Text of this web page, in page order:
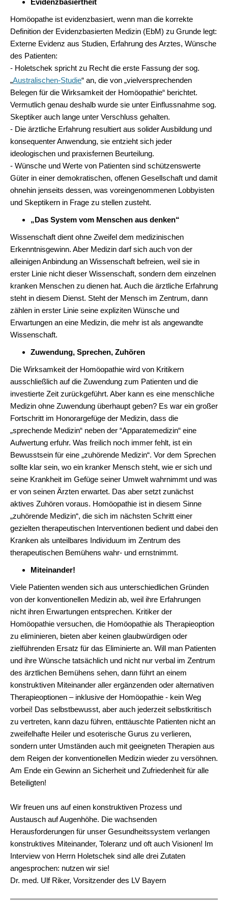
Evidenzbasiertheit
Homöopathe ist evidenzbasiert, wenn man die korrekte
Definition der Evidenzbasierten Medizin (EbM) zu Grunde legt:
Externe Evidenz aus Studien, Erfahrung des Arztes, Wünsche
des Patienten:
- Holetschek spricht zu Recht die erste Fassung der sog.
„Australischen-Studie“ an, die von „vielversprechenden
Belegen für die Wirksamkeit der Homöopathie“ berichtet.
Vermutlich genau deshalb wurde sie unter Einflussnahme sog.
Skeptiker auch lange unter Verschluss gehalten.
- Die ärztliche Erfahrung resultiert aus solider Ausbildung und
konsequenter Anwendung, sie entzieht sich jeder
ideologischen und praxisfernen Beurteilung.
- Wünsche und Werte von Patienten sind schützenswerte
Güter in einer demokratischen, offenen Gesellschaft und damit
ohnehin jenseits dessen, was voreingenommenen Lobbyisten
und Skeptikern in Frage zu stellen zusteht.
„Das System vom Menschen aus denken“
Wissenschaft dient ohne Zweifel dem medizinischen
Erkenntnisgewinn. Aber Medizin darf sich auch von der
alleinigen Anbindung an Wissenschaft befreien, weil sie in
erster Linie nicht dieser Wissenschaft, sondern dem einzelnen
kranken Menschen zu dienen hat. Auch die ärztliche Erfahrung
steht in diesem Dienst. Steht der Mensch im Zentrum, dann
zählen in erster Linie seine expliziten Wünsche und
Erwartungen an eine Medizin, die mehr ist als angewandte
Wissenschaft.
Zuwendung, Sprechen, Zuhören
Die Wirksamkeit der Homöopathie wird von Kritikern
ausschließlich auf die Zuwendung zum Patienten und die
investierte Zeit zurückgeführt. Aber kann es eine menschliche
Medizin ohne Zuwendung überhaupt geben? Es war ein großer
Fortschritt im Honorargefüge der Medizin, dass die
„sprechende Medizin“ neben der “Apparatemedizin“ eine
Aufwertung erfuhr. Was freilich noch immer fehlt, ist ein
Bewusstsein für eine „zuhörende Medizin“. Vor dem Sprechen
sollte klar sein, wo ein kranker Mensch steht, wie er sich und
seine Krankheit im Gefüge seiner Umwelt wahrnimmt und was
er von seinen Ärzten erwartet. Das aber setzt zunächst
aktives Zuhören voraus. Homöopathie ist in diesem Sinne
„zuhörende Medizin“, die sich im nächsten Schritt einer
gezielten therapeutischen Interventionen bedient und dabei den
Kranken als unteilbares Individuum im Zentrum des
therapeutischen Bemühens wahr- und ernstnimmt.
Miteinander!
Viele Patienten wenden sich aus unterschiedlichen Gründen
von der konventionellen Medizin ab, weil ihre Erfahrungen
nicht ihren Erwartungen entsprechen. Kritiker der
Homöopathie versuchen, die Homöopathie als Therapieoption
zu eliminieren, bieten aber keinen glaubwürdigen oder
zielführenden Ersatz für das Eliminierte an. Will man Patienten
und ihre Wünsche tatsächlich und nicht nur verbal im Zentrum
des ärztlichen Bemühens sehen, dann führt an einem
konstruktiven Miteinander aller ergänzenden oder alternativen
Therapieoptionen – inklusive der Homöopathie - kein Weg
vorbei! Das selbstbewusst, aber auch jederzeit selbstkritisch
zu vertreten, kann dazu führen, enttäuschte Patienten nicht an
zweifelhafte Heiler und esoterische Gurus zu verlieren,
sondern unter Umständen auch mit geeigneten Therapien aus
dem Reigen der konventionellen Medizin wieder zu versöhnen.
Am Ende ein Gewinn an Sicherheit und Zufriedenheit für alle
Beteiligten!
Wir freuen uns auf einen konstruktiven Prozess und
Austausch auf Augenhöhe. Die wachsenden
Herausforderungen für unser Gesundheitssystem verlangen
konstruktives Miteinander, Toleranz und oft auch Visionen! Im
Interview von Herrn Holetschek sind alle drei Zutaten
angesprochen: nutzen wir sie!
Dr. med. Ulf Riker, Vorsitzender des LV Bayern